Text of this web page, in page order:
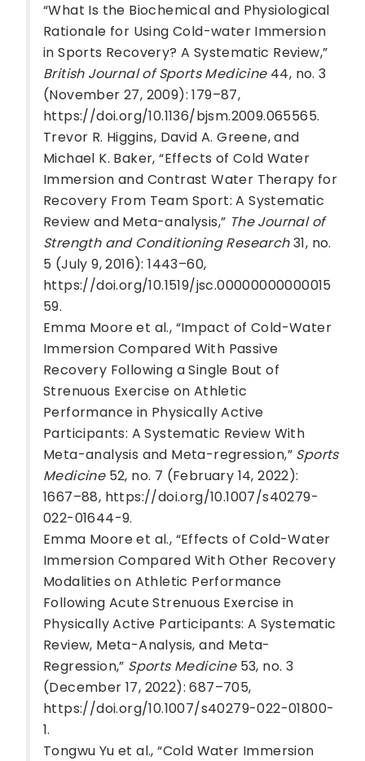
“What Is the Biochemical and Physiological
Rationale for Using Cold-water Immersion
in Sports Recovery? A Systematic Review,”
British Journal of Sports Medicine44, no. 3
(November 27, 2009): 179–87,
https://doi.org/10.1136/bjsm.2009.065565.
Trevor R. Higgins, David A. Greene, and
Michael K. Baker, “Effects of Cold Water
Immersion and Contrast Water Therapy for
Recovery From Team Sport: A Systematic
Review and Meta-analysis,” The Journal of
Strength and Conditioning Research31, no.
5 (July 9, 2016): 1443–60,
https://doi.org/10.1519/jsc.00000000000015
59.
Emma Moore et al., “Impact of Cold-Water
Immersion Compared With Passive
Recovery Following a Single Bout of
Strenuous Exercise on Athletic
Performance in Physically Active
Participants: A Systematic Review With
Meta-analysis and Meta-regression,” Sports
Medicine52, no. 7 (February 14, 2022):
1667–88, https://doi.org/10.1007/s40279-
022-01644-9.
Emma Moore et al., “Effects of Cold-Water
Immersion Compared With Other Recovery
Modalities on Athletic Performance
Following Acute Strenuous Exercise in
Physically Active Participants: A Systematic
Review, Meta-Analysis, and Meta-
Regression,” Sports Medicine53, no. 3
(December 17, 2022): 687–705,
https://doi.org/10.1007/s40279-022-01800-
1.
Tongwu Yu et al., “Cold Water Immersion